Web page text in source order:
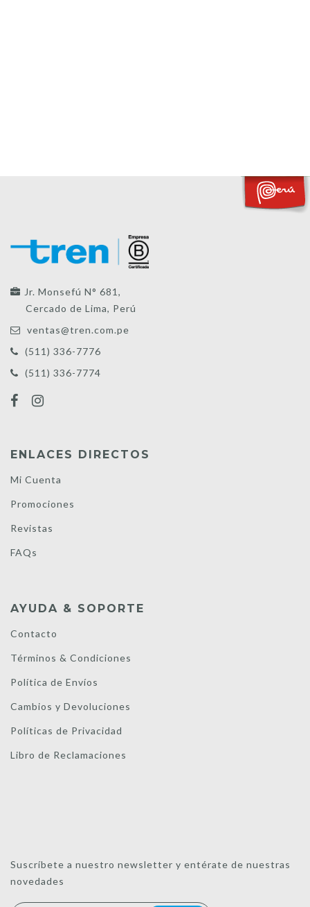
Jr. Monsefú N° 681,
Cercado de Lima, Perú
ventas@tren.com.pe
(511) 336-7776
(511) 336-7774
ENLACES DIRECTOS
Mi Cuenta
Promociones
Revistas
FAQs
AYUDA & SOPORTE
Contacto
Términos & Condiciones
Política de Envíos
Cambios y Devoluciones
Políticas de Privacidad
Libro de Reclamaciones
Suscríbete a nuestro newsletter y entérate de nuestras
novedades